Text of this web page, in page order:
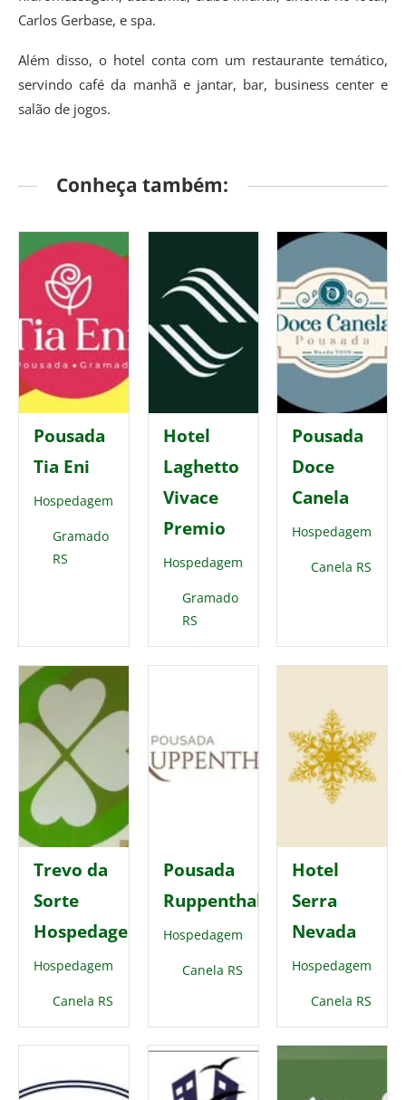
Carlos Gerbase, e spa.
Além disso, o hotel conta com um restaurante temático,
servindo café da manhã e jantar, bar, business center e
salão de jogos.
Conheça também:
Pousada
Tia Eni
Hospedagem
Gramado
RS
Hotel
Laghetto
Vivace
Premio
Hospedagem
Gramado
RS
Pousada
Doce
Canela
Hospedagem
Canela RS
Trevo da
Sorte
Hospedagem
Hospedagem
Canela RS
Pousada
Ruppenthal
Hospedagem
Canela RS
Hotel
Serra
Nevada
Hospedagem
Canela RS